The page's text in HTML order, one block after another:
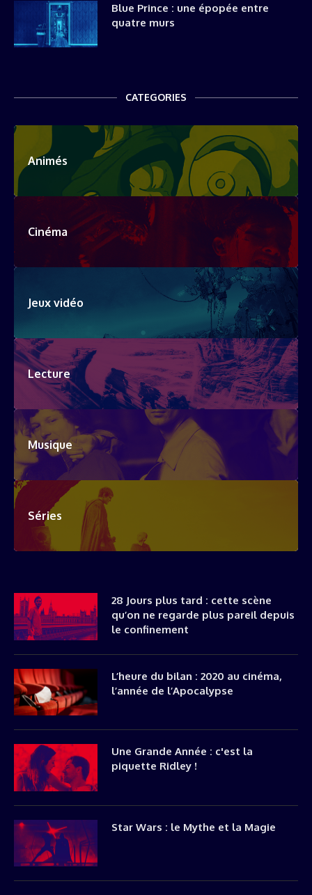
Blue Prince : une épopée entre
quatre murs
CATEGORIES
Animés
Cinéma
Jeux vidéo
Lecture
Musique
Séries
28 Jours plus tard : cette scène
qu’on ne regarde plus pareil depuis
le confinement
L’heure du bilan : 2020 au cinéma,
l’année de l’Apocalypse
Une Grande Année : c'est la
piquette Ridley !
Star Wars : le Mythe et la Magie